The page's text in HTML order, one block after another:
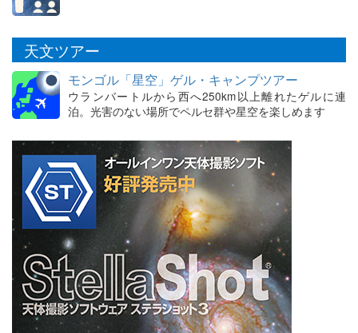
天文ツアー
モンゴル「星空」ゲル・キャンプツアー
ウランバートルから西へ250km以上離れたゲルに連
泊。光害のない場所でペルセ群や星空を楽しめます